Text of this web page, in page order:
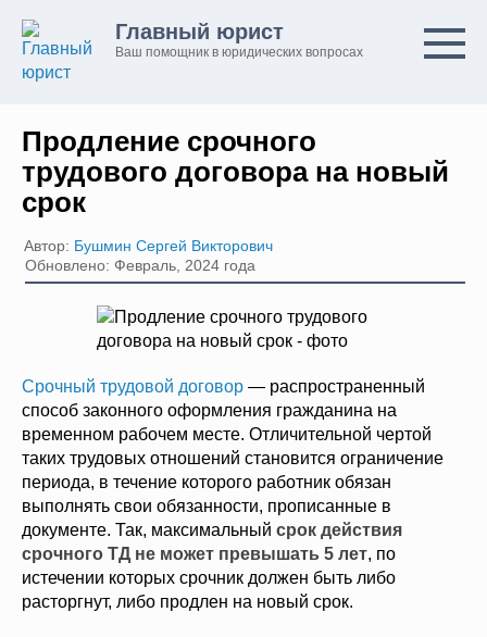
контенту
Главный юрист
Ваш помощник в юридических вопросах
Продление срочного
трудового договора на новый
срок
Автор: Бушмин Сергей Викторович
Обновлено: Февраль, 2024 года
Срочный трудовой договор — распространенный
способ законного оформления гражданина на
временном рабочем месте. Отличительной чертой
таких трудовых отношений становится ограничение
периода, в течение которого работник обязан
выполнять свои обязанности, прописанные в
документе. Так, максимальный срок действия
срочного ТД не может превышать 5 лет, по
истечении которых срочник должен быть либо
расторгнут, либо продлен на новый срок.